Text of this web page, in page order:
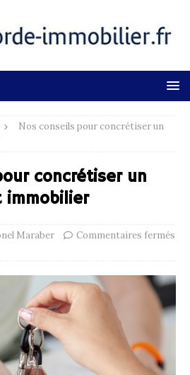
Nos conseils pour concrétiser un
concrétiser un
immobilier
Maraber Commentaires fermés